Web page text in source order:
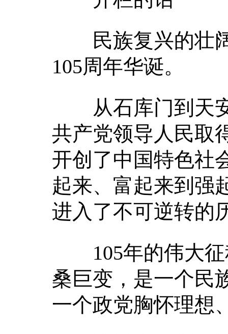
民族复兴的壮阔
105周年华诞。
从石库门到天安
共产党领导人民取
开创了中国特色社
起来、富起来到强
进入了不可逆转的
105年的伟大征
桑巨变，是一个民
一个政党胸怀理想